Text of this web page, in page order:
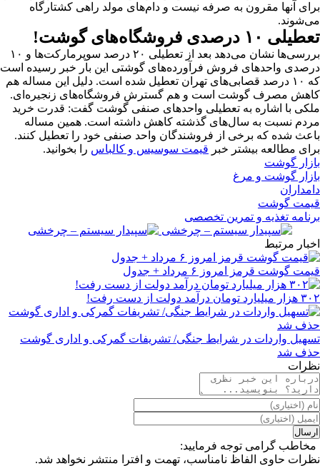
برای آنها مقرون به صرفه نیست و دام‌های مولد راهی کشتارگاه
می‌شوند.
تعطیلی ۱۰ درصدی فروشگاه‌های گوشت!
بررسی‌ها نشان می‌دهد بعد از تعطیلی ۲۰ درصد سوپرمارکت‌ها و ۱۰
درصدی واحدهای فروش فرآورده‌های گوشتی این بار خبر رسیده است
که ۱۰ درصد قصابی‌های تهران تعطیل شده است. دلیل این مساله هم
کاهش مصرف گوشت است و هم گسترش فروشگاه‌های زنجیره‌ای.
ملکی با اشاره به تعطیلی واحدهای صنفی گوشت گفت: قدرت خرید
مردم نسبت به سال‌های گذشته کاهش داشته است. همین مساله
باعث شده که برخی از فروشندگان واحد صنفی خود را تعطیل کنند.
برای مطالعه بیشتر خبر قیمت سوسیس و کالباس را بخوانید.
بازار گوشت
بازار گوشت و مرغ
دامداران
قیمت گوشت
برنامه تغذیه و تمرین تخصصی
اخبار مرتبط
قیمت گوشت قرمز امروز ۶ مرداد + جدول
۳۰۲ هزار میلیارد تومان درآمد دولت از دست رفت!
تسهیل واردات در شرایط جنگی/ تشریفات گمرکی و اداری گوشت
حذف شد
نظرات
مخاطب گرامی توجه فرمایید:
نظرات حاوی الفاظ نامناسب، تهمت و افترا منتشر نخواهد شد.